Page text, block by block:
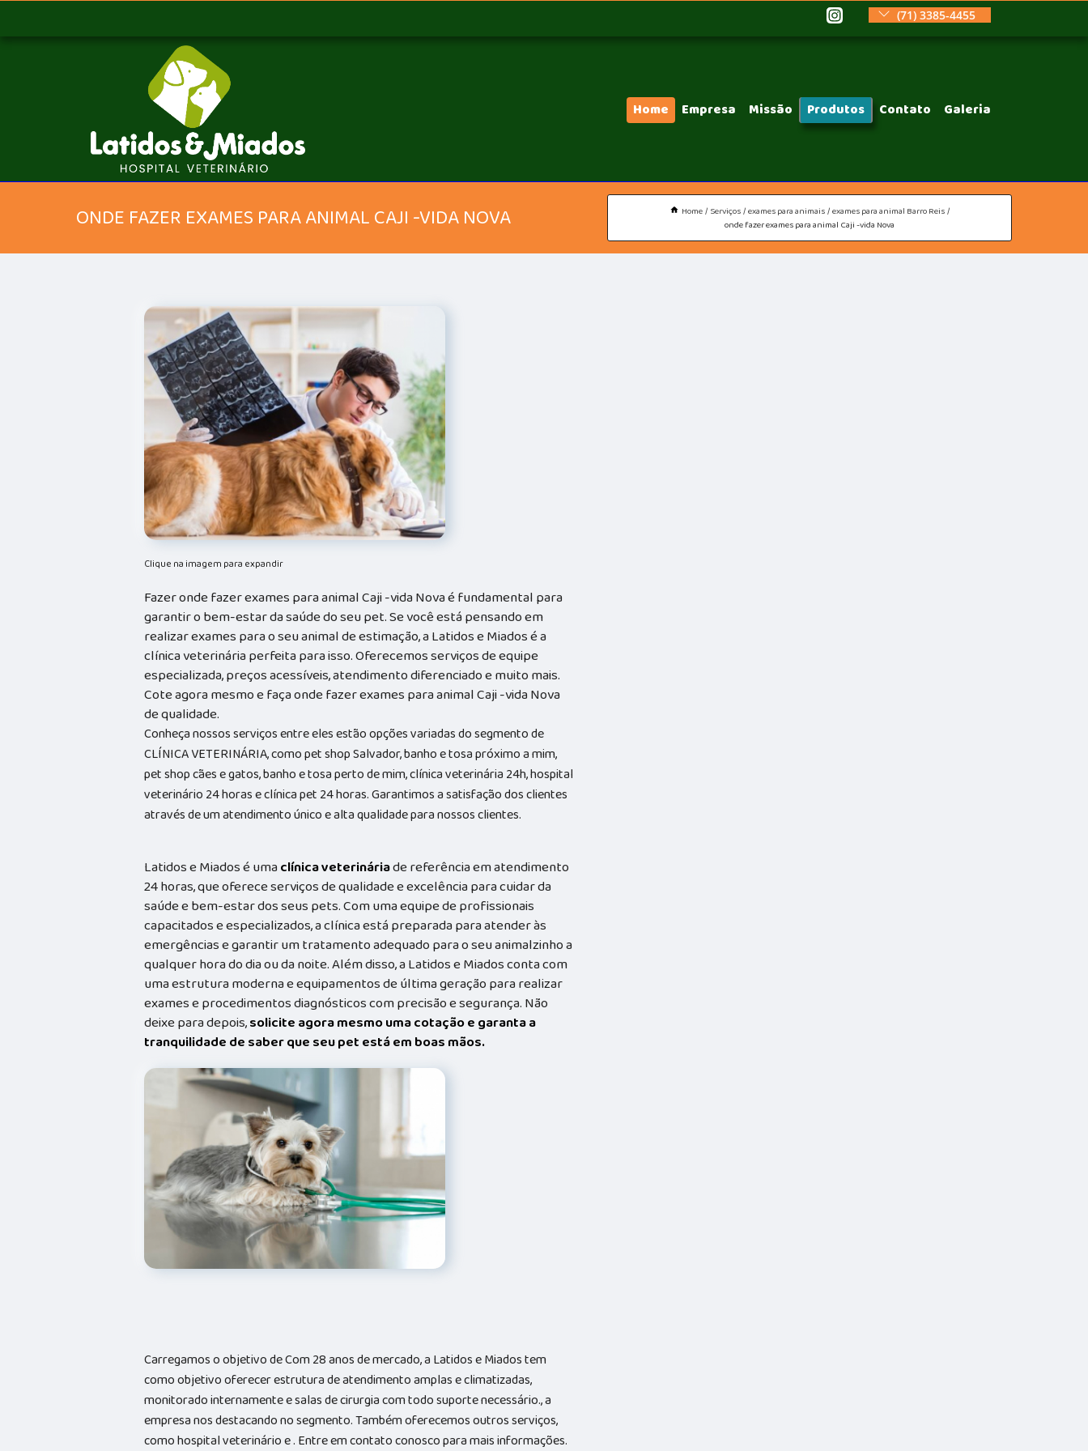
(71) 3385-4455
Home Empresa Missão Produtos Contato Galeria
ONDE FAZER EXAMES PARA ANIMAL CAJI -VIDA NOVA Home Serviços exames para animais exames para animal Barro Reis
onde fazer exames para animal Caji -vida Nova
Clique na imagem para expandir
Fazer onde fazer exames para animal Caji -vida Nova é fundamental para
garantir o bem-estar da saúde do seu pet. Se você está pensando em
realizar exames para o seu animal de estimação, a Latidos e Miados é a
clínica veterinária perfeita para isso. Oferecemos serviços de equipe
especializada, preços acessíveis, atendimento diferenciado e muito mais.
Cote agora mesmo e faça onde fazer exames para animal Caji -vida Nova
de qualidade.
Conheça nossos serviços entre eles estão opções variadas do segmento de
CLÍNICA VETERINÁRIA, como pet shop Salvador, banho e tosa próximo a mim,
pet shop cães e gatos, banho e tosa perto de mim, clínica veterinária 24h, hospital
veterinário 24 horas e clínica pet 24 horas. Garantimos a satisfação dos clientes
através de um atendimento único e alta qualidade para nossos clientes.
Latidos e Miados é umaclínica veterináriade referência em atendimento
24 horas, que oferece serviços de qualidade e excelência para cuidar da
saúde e bem-estar dos seus pets. Com uma equipe de profissionais
capacitados e especializados, a clínica está preparada para atender às
emergências e garantir um tratamento adequado para o seu animalzinho a
qualquer hora do dia ou da noite. Além disso, a Latidos e Miados conta com
uma estrutura moderna e equipamentos de última geração para realizar
exames e procedimentos diagnósticos com precisão e segurança. Não
deixe para depois,solicite agora mesmo uma cotação e garanta a
tranquilidade de saber que seu pet está em boas mãos.
Carregamos o objetivo de Com 28 anos de mercado, a Latidos e Miados tem
como objetivo oferecer estrutura de atendimento amplas e climatizadas,
monitorado internamente e salas de cirurgia com todo suporte necessário., a
empresa nos destacando no segmento. Também oferecemos outros serviços,
como hospital veterinário e . Entre em contato conosco para mais informações.